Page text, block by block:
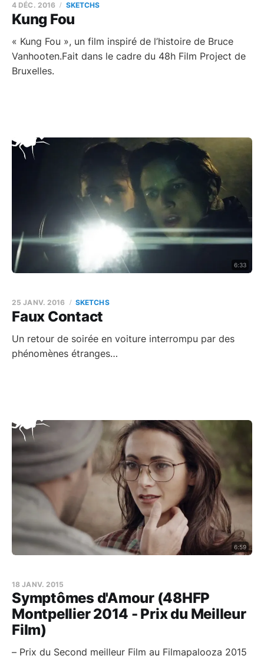
Kung Fou
4 DÉC. 2016 SKETCHS
« Kung Fou », un film inspiré de l’histoire de Bruce
Vanhooten.Fait dans le cadre du 48h Film Project de
Bruxelles.
6:33
Faux Contact
25 JANV. 2016 SKETCHS
Un retour de soirée en voiture interrompu par des
phénomènes étranges…
6:59
Symptômes d'Amour (48HFP
Montpellier 2014 - Prix du Meilleur
Film)
18 JANV. 2015
– Prix du Second meilleur Film au Filmapalooza 2015